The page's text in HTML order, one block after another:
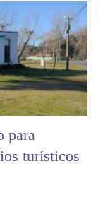
para
turísticos